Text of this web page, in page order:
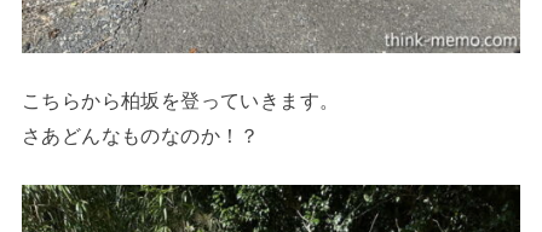
こちらから柏坂を登っていきます。
さあどんなものなのか！？